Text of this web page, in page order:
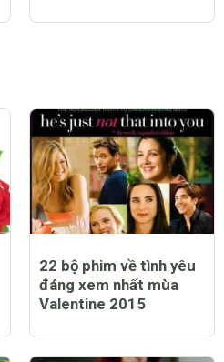
22 bộ phim về tình yêu
đáng xem nhất mùa
Valentine 2015